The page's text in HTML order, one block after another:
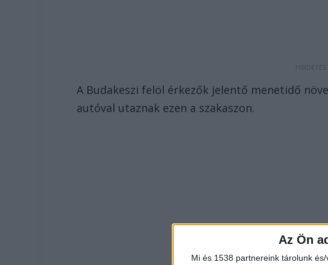
Az Ön
Mi és 1538 partnereink tárolunk
A Budakeszi felöl érkezők jelentő menetidő
autóval utaznak ezen a szakaszon.